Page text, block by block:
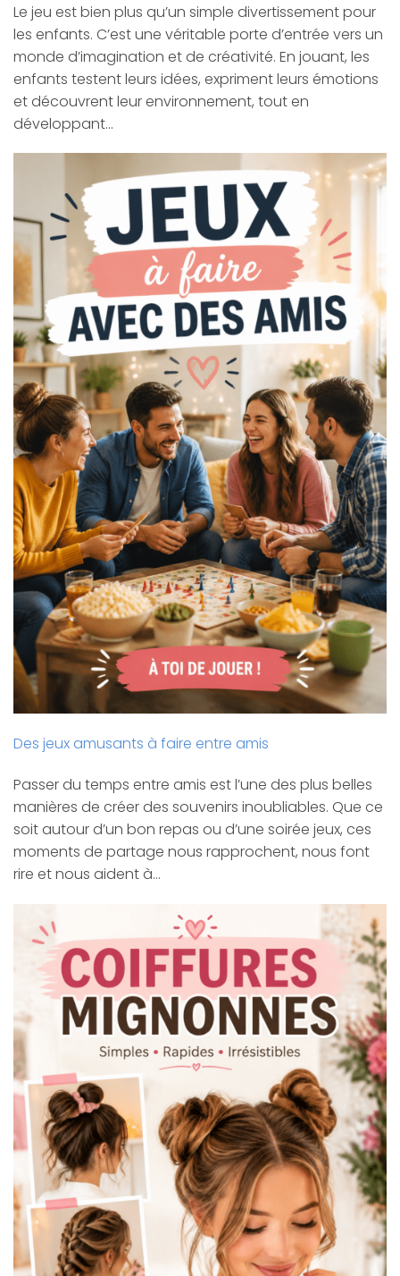
Le jeu est bien plus qu’un simple divertissement pour
les enfants. C’est une véritable porte d’entrée vers un
monde d’imagination et de créativité. En jouant, les
enfants testent leurs idées, expriment leurs émotions
et découvrent leur environnement, tout en
développant…
Des jeux amusants à faire entre amis
Passer du temps entre amis est l’une des plus belles
manières de créer des souvenirs inoubliables. Que ce
soit autour d’un bon repas ou d’une soirée jeux, ces
moments de partage nous rapprochent, nous font
rire et nous aident à…